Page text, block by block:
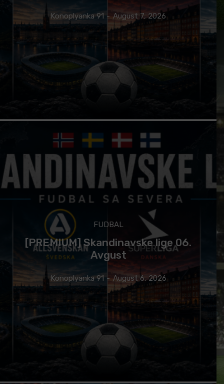
Konoplyanka 91 - August 7, 2026
FUDBAL
[PREMIUM] Skandinavske lige 06.
Avgust
Konoplyanka 91 - August 6, 2026